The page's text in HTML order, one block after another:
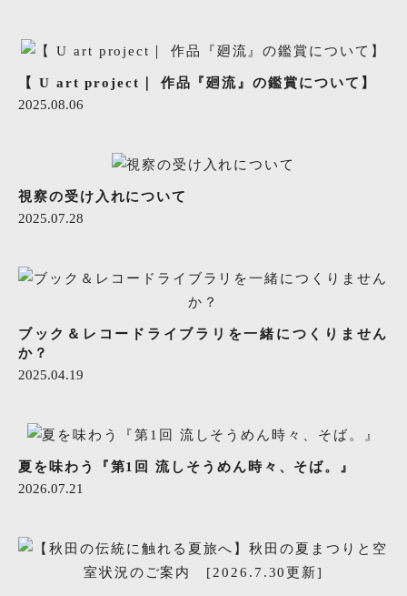
【 U art project｜ 作品『廻流』の鑑賞について】
2025.08.06
視察の受け入れについて
2025.07.28
ブック＆レコードライブラリを一緒につくりません
か？
2025.04.19
夏を味わう『第1回 流しそうめん時々、そば。』
2026.07.21